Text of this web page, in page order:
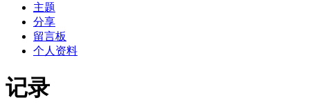
主题
分享
留言板
个人资料
记录